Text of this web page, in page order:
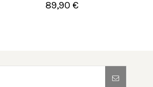
89,90 €
Añadir al carrito